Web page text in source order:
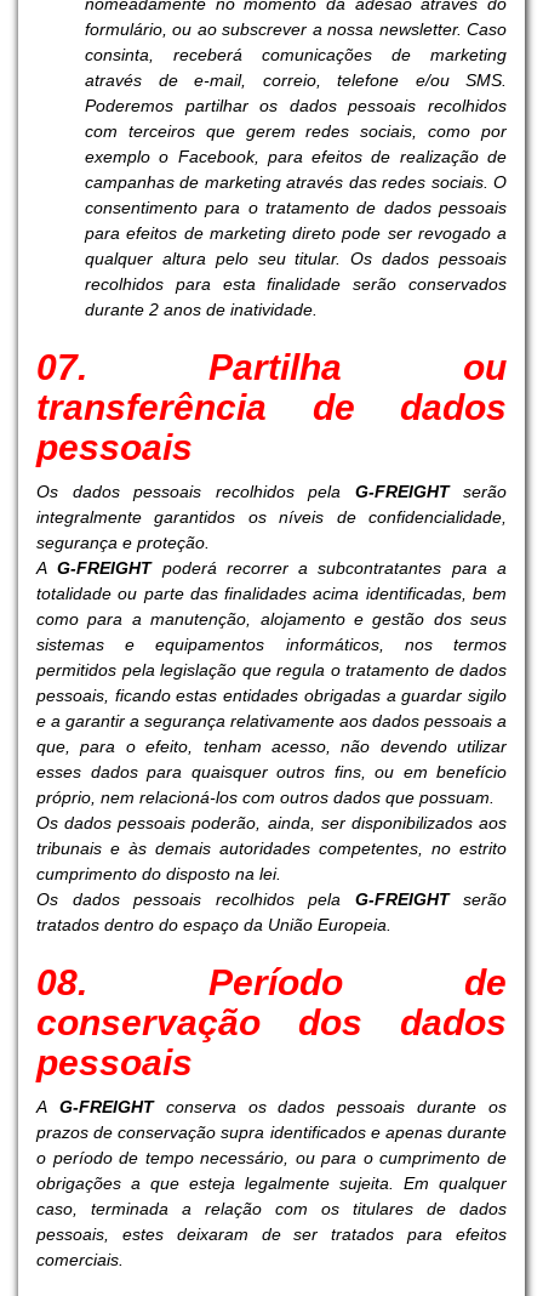
nomeadamente no momento da adesão através do
formulário, ou ao subscrever a nossa newsletter. Caso
consinta, receberá comunicações de marketing
através de e-mail, correio, telefone e/ou SMS.
Poderemos partilhar os dados pessoais recolhidos
com terceiros que gerem redes sociais, como por
exemplo o Facebook, para efeitos de realização de
campanhas de marketing através das redes sociais. O
consentimento para o tratamento de dados pessoais
para efeitos de marketing direto pode ser revogado a
qualquer altura pelo seu titular. Os dados pessoais
recolhidos para esta finalidade serão conservados
durante 2 anos de inatividade.
07. Partilha ou
transferência de dados
pessoais
Os dados pessoais recolhidos pela G-FREIGHT serão
integralmente garantidos os níveis de confidencialidade,
segurança e proteção.
AG-FREIGHT poderá recorrer a subcontratantes para a
totalidade ou parte das finalidades acima identificadas, bem
como para a manutenção, alojamento e gestão dos seus
sistemas e equipamentos informáticos, nos termos
permitidos pela legislação que regula o tratamento de dados
pessoais, ficando estas entidades obrigadas a guardar sigilo
e a garantir a segurança relativamente aos dados pessoais a
que, para o efeito, tenham acesso, não devendo utilizar
esses dados para quaisquer outros fins, ou em benefício
próprio, nem relacioná-los com outros dados que possuam.
Os dados pessoais poderão, ainda, ser disponibilizados aos
tribunais e às demais autoridades competentes, no estrito
cumprimento do disposto na lei.
Os dados pessoais recolhidos pela G-FREIGHT serão
tratados dentro do espaço da União Europeia.
08. Período de
conservação dos dados
pessoais
A G-FREIGHT conserva os dados pessoais durante os
prazos de conservação supra identificados e apenas durante
o período de tempo necessário, ou para o cumprimento de
obrigações a que esteja legalmente sujeita. Em qualquer
caso, terminada a relação com os titulares de dados
pessoais, estes deixaram de ser tratados para efeitos
comerciais.